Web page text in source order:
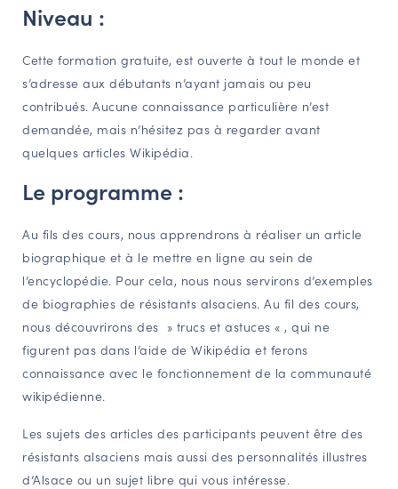
Comité d'Histoire Régionale
Service Inventaire et Patrimoines de la Région Grand Est
VOUS ÊTES…
Amateurs d’histoire et de patrimoine
Étudiants & chercheurs
Niveau :
Cette formation gratuite, est ouverte à tout le monde et
s’adresse aux débutants n’ayant jamais ou peu
contribués. Aucune connaissance particulière n’est
demandée, mais n’hésitez pas à regarder avant
quelques articles Wikipédia.
Le programme :
Au fils des cours, nous apprendrons à réaliser un article
biographique et à le mettre en ligne au sein de
l’encyclopédie. Pour cela, nous nous servirons d’exemples
de biographies de résistants alsaciens. Au fil des cours,
nous découvrirons des » trucs et astuces « , qui ne
figurent pas dans l’aide de Wikipédia et ferons
connaissance avec le fonctionnement de la communauté
wikipédienne.
Les sujets des articles des participants peuvent être des
résistants alsaciens mais aussi des personnalités illustres
d’Alsace ou un sujet libre qui vous intéresse.